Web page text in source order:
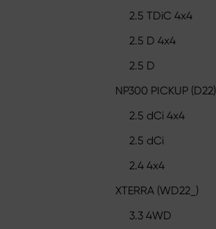
2.5 TDiC 4x4
2.5 D 4x4
2.5 D
NP300 PICKUP (D22)
2.5 dCi 4x4
2.5 dCi
2.4 4x4
XTERRA (WD22_)
3.3 4WD